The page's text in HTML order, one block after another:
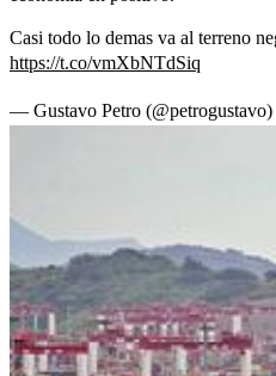
Casi todo lo demas va al terreno
https://t.co/vmXbNTdSiq
— Gustavo Petro (@petrogustavo)